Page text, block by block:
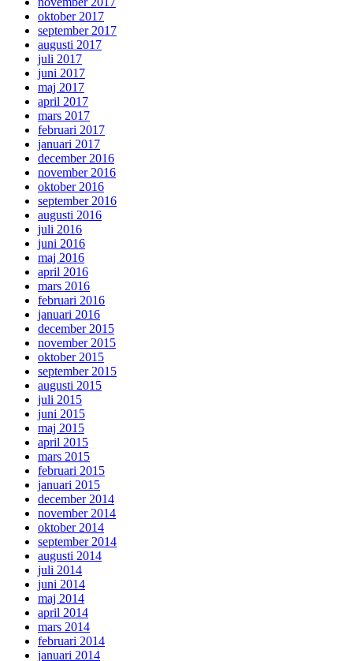
oktober 2017
september 2017
augusti 2017
juli 2017
juni 2017
maj 2017
april 2017
mars 2017
februari 2017
januari 2017
december 2016
november 2016
oktober 2016
september 2016
augusti 2016
juli 2016
juni 2016
maj 2016
april 2016
mars 2016
februari 2016
januari 2016
december 2015
november 2015
oktober 2015
september 2015
augusti 2015
juli 2015
juni 2015
maj 2015
april 2015
mars 2015
februari 2015
januari 2015
december 2014
november 2014
oktober 2014
september 2014
augusti 2014
juli 2014
juni 2014
maj 2014
april 2014
mars 2014
februari 2014
januari 2014